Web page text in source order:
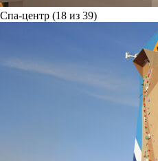
Спа-центр (18 из 39)